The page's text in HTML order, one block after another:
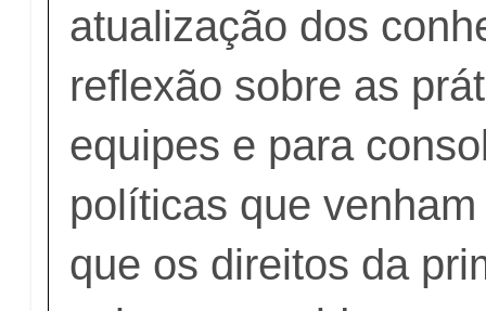
atualização dos
reflexão sobre as
equipes e para
políticas que
que os direitos da